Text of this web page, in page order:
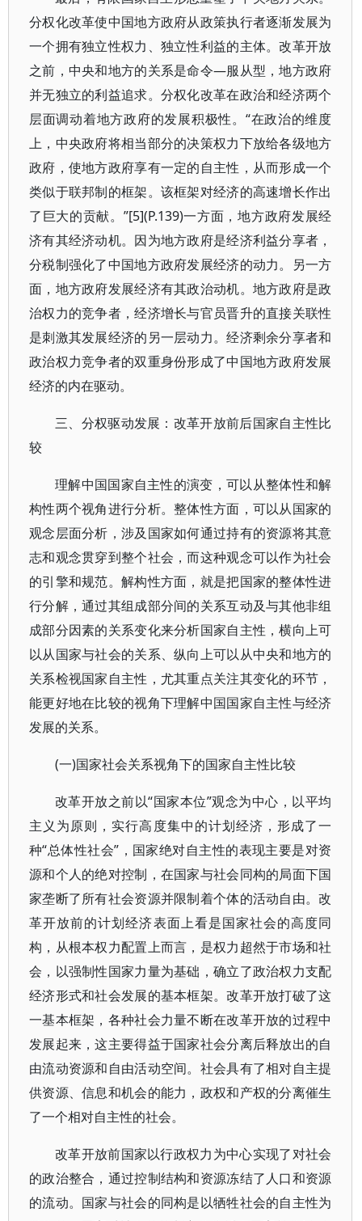
分权化改革使中国地方政府从政策执行者逐渐发展为
一个拥有独立性权力、独立性利益的主体。改革开放
之前，中央和地方的关系是命令—服从型，地方政府
并无独立的利益追求。分权化改革在政治和经济两个
层面调动着地方政府的发展积极性。“在政治的维度
上，中央政府将相当部分的决策权力下放给各级地方
政府，使地方政府享有一定的自主性，从而形成一个
类似于联邦制的框架。该框架对经济的高速增长作出
了巨大的贡献。”[5](P.139)一方面，地方政府发展经
济有其经济动机。因为地方政府是经济利益分享者，
分税制强化了中国地方政府发展经济的动力。另一方
面，地方政府发展经济有其政治动机。地方政府是政
治权力的竞争者，经济增长与官员晋升的直接关联性
是刺激其发展经济的另一层动力。经济剩余分享者和
政治权力竞争者的双重身份形成了中国地方政府发展
经济的内在驱动。
三、分权驱动发展：改革开放前后国家自主性比
较
理解中国国家自主性的演变，可以从整体性和解
构性两个视角进行分析。整体性方面，可以从国家的
观念层面分析，涉及国家如何通过持有的资源将其意
志和观念贯穿到整个社会，而这种观念可以作为社会
的引擎和规范。解构性方面，就是把国家的整体性进
行分解，通过其组成部分间的关系互动及与其他非组
成部分因素的关系变化来分析国家自主性，横向上可
以从国家与社会的关系、纵向上可以从中央和地方的
关系检视国家自主性，尤其重点关注其变化的环节，
能更好地在比较的视角下理解中国国家自主性与经济
发展的关系。
(一)国家社会关系视角下的国家自主性比较
改革开放之前以“国家本位”观念为中心，以平均
主义为原则，实行高度集中的计划经济，形成了一
种“总体性社会”，国家绝对自主性的表现主要是对资
源和个人的绝对控制，在国家与社会同构的局面下国
家垄断了所有社会资源并限制着个体的活动自由。改
革开放前的计划经济表面上看是国家社会的高度同
构，从根本权力配置上而言，是权力超然于市场和社
会，以强制性国家力量为基础，确立了政治权力支配
经济形式和社会发展的基本框架。改革开放打破了这
一基本框架，各种社会力量不断在改革开放的过程中
发展起来，这主要得益于国家社会分离后释放出的自
由流动资源和自由活动空间。社会具有了相对自主提
供资源、信息和机会的能力，政权和产权的分离催生
了一个相对自主性的社会。
改革开放前国家以行政权力为中心实现了对社会
的政治整合，通过控制结构和资源冻结了人口和资源
的流动。国家与社会的同构是以牺牲社会的自主性为